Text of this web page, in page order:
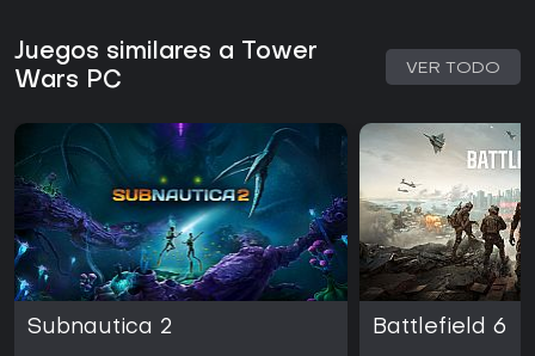
Juegos similares a Tower
Wars PC
VER TODO
Subnautica 2 Battlefield 6